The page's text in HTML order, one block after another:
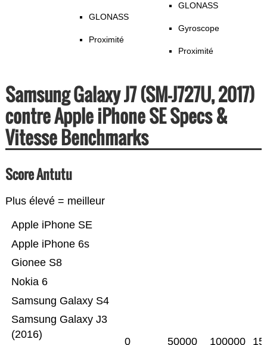
GLONASS
Proximité
GLONASS
Gyroscope
Proximité
Samsung Galaxy J7 (SM-J727U, 2017)
contre Apple iPhone SE Specs &
Vitesse Benchmarks
Score Antutu
Plus élevé = meilleur
Samsung Galaxy J3
(2016)
Samsung Galaxy S4
Nokia 6
Gionee S8
Apple iPhone 6s
Apple iPhone SE
0 50000 100000